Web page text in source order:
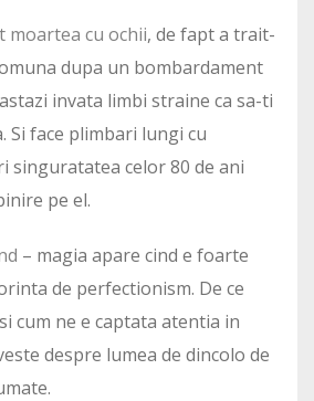
moartea cu ochii, de fapt a trait-
dupa un bombardament
invata limbi straine ca sa-ti
Si face plimbari lungi cu
singuratatea celor 80 de ani
pe el.
– magia apare cind e foarte
de perfectionism. De ce
cum ne e captata atentia in
despre lumea de dincolo de